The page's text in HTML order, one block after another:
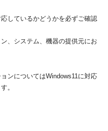
しているかどうかを必ずご確認
、システム、機器の提供元にお
ンについてはWindows11に対応
。